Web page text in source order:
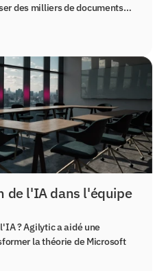
des milliers de documents
de l'IA dans l'équipe
? Agilytic a aidé une
la théorie de Microsoft